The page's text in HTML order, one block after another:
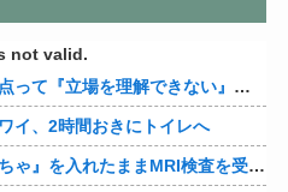
not valid.
『立場を理解できない』だよな
イ、2時間おきにトイレへ
を入れたままMRI検査を受けた結果 →